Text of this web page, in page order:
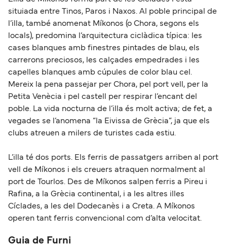
situiada entre Tinos, Paros i Naxos. Al poble principal de
l’illa, també anomenat Míkonos (o Chora, segons els
locals), predomina l’arquitectura ciclàdica típica: les
cases blanques amb finestres pintades de blau, els
carrerons preciosos, les calçades empedrades i les
capelles blanques amb cúpules de color blau cel.
Mereix la pena passejar per Chora, pel port vell, per la
Petita Venècia i pel castell per respirar l’encant del
poble. La vida nocturna de l’illa és molt activa; de fet, a
vegades se l’anomena “la Eivissa de Grècia”, ja que els
clubs atreuen a milers de turistes cada estiu.
L’illa té dos ports. Els ferris de passatgers arriben al port
vell de Míkonos i els creuers atraquen normalment al
port de Tourlos. Des de Míkonos salpen ferris a Pireu i
Rafina, a la Grècia continental, i a les altres illes
Cíclades, a les del Dodecanès i a Creta. A Míkonos
operen tant ferris convencional com d’alta velocitat.
Guia de Furni